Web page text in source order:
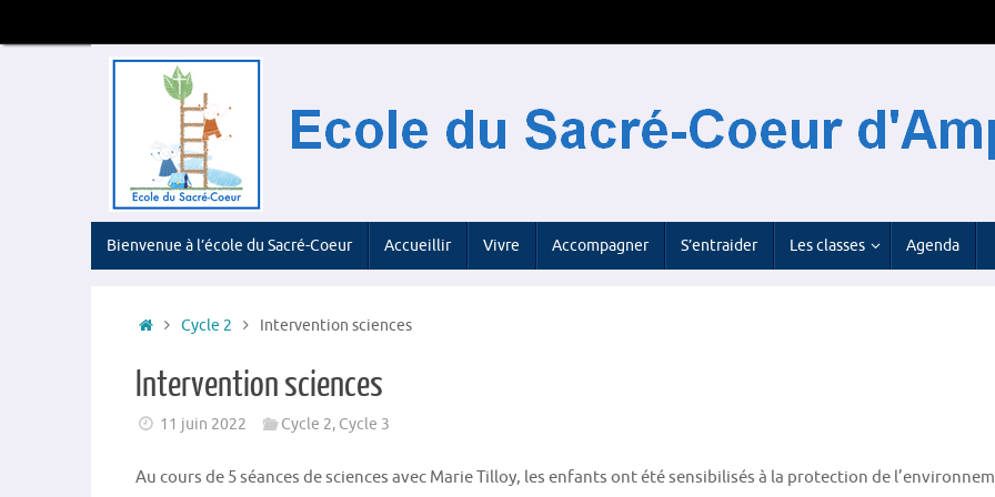
au
Bienvenue à l’école du Sacré-Coeur Accueillir Vivre Accompagner S’entraider Les classes Agenda
Accueil
Cycle 2 Intervention sciences
Intervention sciences
11 juin 2022 Cycle 2, Cycle 3
Au cours de 5 séances de sciences avec Marie Tilloy, les enfants ont été sensibilisés à la protection de